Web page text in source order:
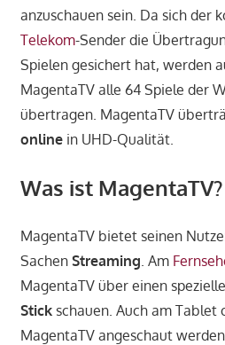
anzuschauen sein. Da sich der
Telekom-Sender die
Spielen gesichert hat, werden
MagentaTV alle 64 Spiele der
übertragen. MagentaTV
onlinein UHD-Qualität.
Was ist MagentaTV?
MagentaTV bietet seinen
Sachen Streaming . Am
MagentaTV über einen
Stickschauen. Auch am Tablet
MagentaTV angeschaut